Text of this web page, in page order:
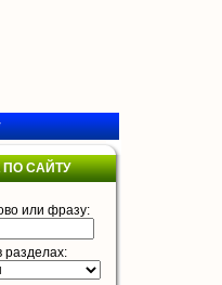
САЙТУ
или фразу:
разделах: